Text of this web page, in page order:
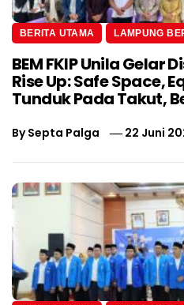
BERITA UTAMA LAMPUNG
BEM FKIP Unila Gelar
Rise Up: Safe Space,
Tunduk Pada Takut,
BySepta Palga 22 Juni